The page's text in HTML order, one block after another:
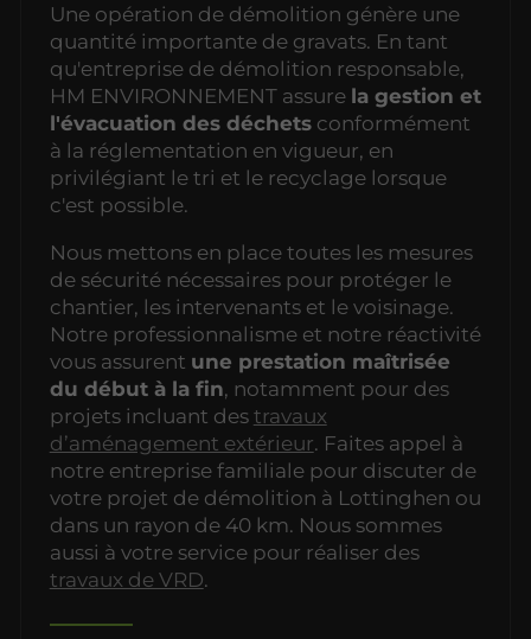
Une opération de démolition génère une
quantité importante de gravats. En tant
qu'entreprise de démolition responsable,
HM ENVIRONNEMENT assure la gestion et
l'évacuation des déchetsconformément
à la réglementation en vigueur, en
privilégiant le tri et le recyclage lorsque
c'est possible.
Nous mettons en place toutes les mesures
de sécurité nécessaires pour protéger le
chantier, les intervenants et le voisinage.
Notre professionnalisme et notre réactivité
vous assurent une prestation maîtrisée
du début à la fin, notamment pour des
projets incluant des travaux
d’aménagement extérieur. Faites appel à
notre entreprise familiale pour discuter de
votre projet de démolition à Lottinghen ou
dans un rayon de 40 km. Nous sommes
aussi à votre service pour réaliser des
travaux de VRD.